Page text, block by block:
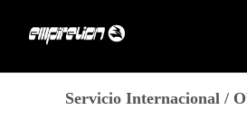
Servicio Internacional /